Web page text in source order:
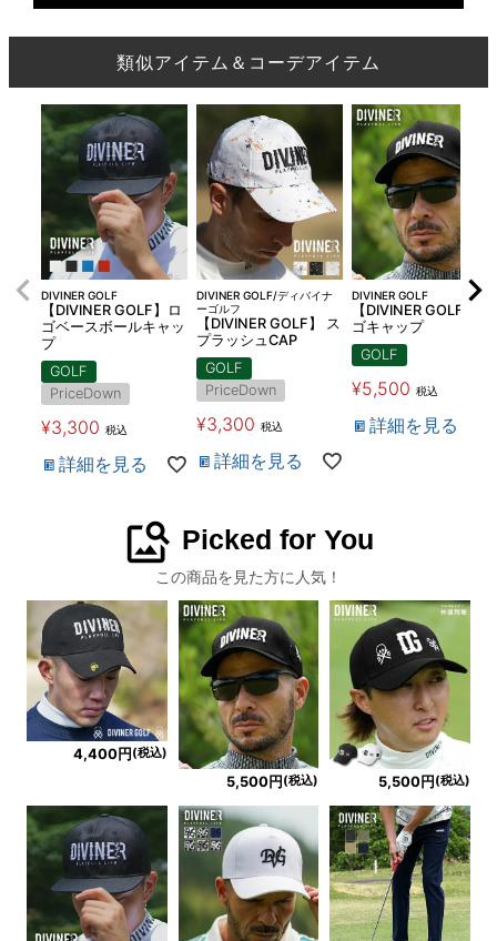
類似アイテム＆コーデアイテム
DIVINER GOLF
【DIVINER GOLF】ロ
ゴベースボールキャッ
プ
GOLF
PriceDown
¥3,300 税込
詳細を見る
DIVINER GOLF/ディバイナ
ーゴルフ
【DIVINER GOLF】 ス
プラッシュCAP
GOLF
PriceDown
¥3,300 税込
詳細を見る
DIVINER GOLF
【DIVINER GOLF】ロ
ゴキャップ
GOLF
¥5,500 税込
詳細を見る
image_search Picked for You
この商品を見た方に人気！
4,400円 (税込)
5,500円 (税込) 5,500円 (税込)